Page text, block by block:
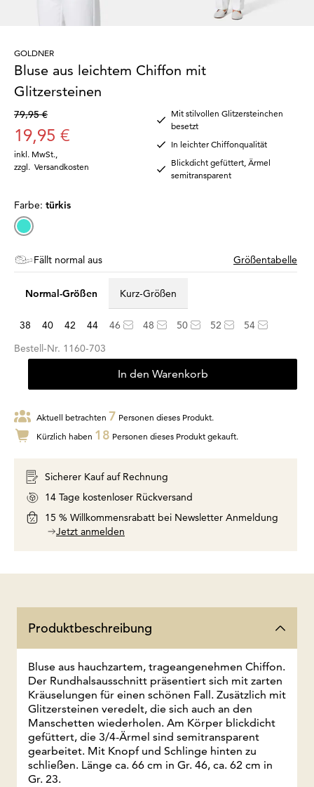
GOLDNER
Bluse aus leichtem Chiffon mit
Glitzersteinen
79,95 €
19,95 €
inkl. MwSt.,
zzgl. Versandkosten
Mit stilvollen Glitzersteinchen
besetzt
In leichter Chiffonqualität
Blickdicht gefüttert, Ärmel
semitransparent
Farbe: türkis
Fällt normal aus Größentabelle
Normal-Größen Kurz-Größen
38 40 42 44 46 48 50 52
54
Bestell-Nr. 1160-703
In den Warenkorb
Aktuell betrachten 7 Personen dieses Produkt.
Kürzlich haben 18 Personen dieses Produkt gekauft.
Sicherer Kauf auf Rechnung
14 Tage kostenloser Rückversand
15 % Willkommensrabatt bei Newsletter Anmeldung
Jetzt anmelden
Produktbeschreibung
Bluse aus hauchzartem, trageangenehmen Chiffon.
Der Rundhalsausschnitt präsentiert sich mit zarten
Kräuselungen für einen schönen Fall. Zusätzlich mit
Glitzersteinen veredelt, die sich auch an den
Manschetten wiederholen. Am Körper blickdicht
gefüttert, die 3/4-Ärmel sind semitransparent
gearbeitet. Mit Knopf und Schlinge hinten zu
schließen. Länge ca. 66 cm in Gr. 46, ca. 62 cm in
Gr. 23.